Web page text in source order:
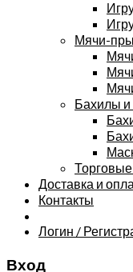
Мячи-
Бахилы
Доставка и
Контакты
Логин /
Вход